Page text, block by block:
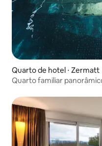
Quarto de hotel ⋅ Zermatt
Quarto familiar